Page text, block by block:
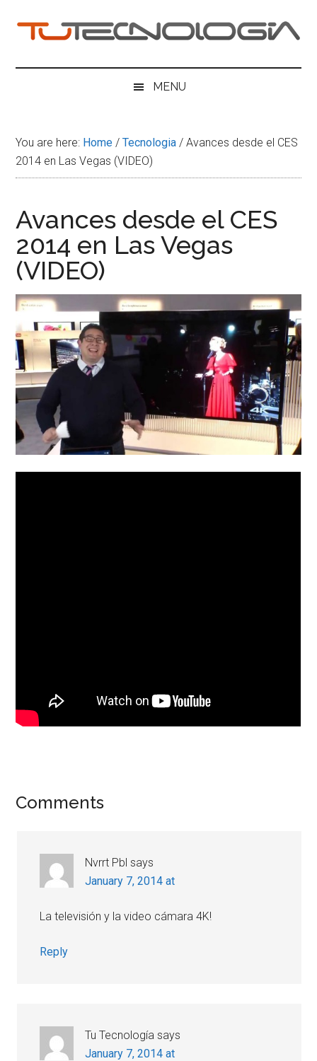
content
menu
sidebar
Tu
Tecnologia
MENU
You are here: Home / Tecnologia / Avances desde el CES
2014 en Las Vegas (VIDEO)
Avances desde el CES
2014 en Las Vegas
(VIDEO)
Reader
Comments
Nvrrt Pbl says
January 7, 2014 at
La televisión y la video cámara 4K!
Reply
Tu Tecnología says
January 7, 2014 at